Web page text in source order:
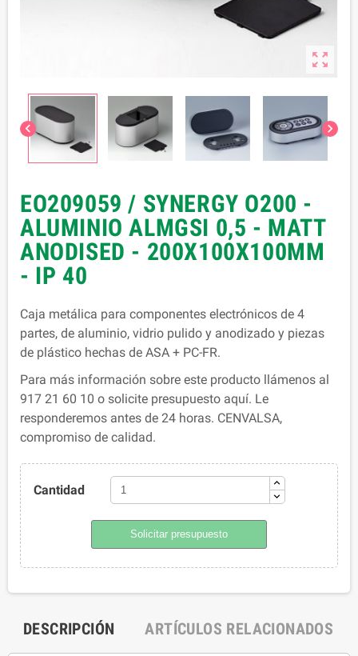

 
EO209059 / SYNERGY O200 -
ALUMINIO ALMGSI 0,5 - MATT
ANODISED - 200X100X100MM
- IP 40
Caja metálica para componentes electrónicos de 4
partes, de aluminio, vidrio pulido y anodizado y piezas
de plástico hechas de ASA + PC-FR.
Para más información sobre este producto llámenos al
917 21 60 10 o solicite presupuesto aquí. Le
responderemos antes de 24 horas. CENVALSA,
compromiso de calidad.
Cantidad
Solicitar presupuesto
DESCRIPCIÓN ARTÍCULOS RELACIONADOS